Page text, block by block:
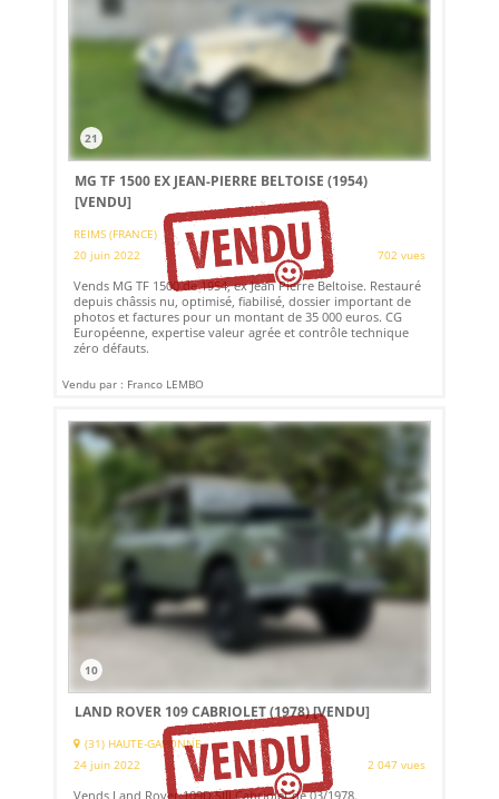
21
MG TF 1500 EX JEAN-PIERRE BELTOISE (1954)
[VENDU]
REIMS (FRANCE)
20 juin 2022
702 vues
Vends MG TF 1500 de 1954, ex Jean Pierre Beltoise. Restauré
depuis châssis nu, optimisé, fiabilisé, dossier important de
photos et factures pour un montant de 35 000 euros. CG
Européenne, expertise valeur agrée et contrôle technique
zéro défauts.
Vendu par : Franco LEMBO
10
LAND ROVER 109 CABRIOLET (1978)[VENDU]
(31) HAUTE-GARONNE
24 juin 2022
2 047 vues
Vends Land Rover 109D SIII Cabriolet de 03/1978.